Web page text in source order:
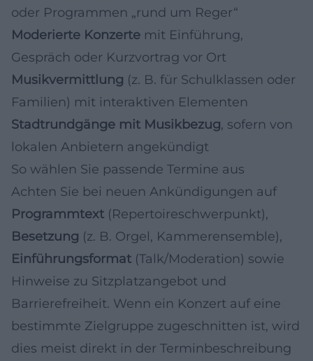
oder Programmen „rund um Reger“
Moderierte Konzerte mit Einführung,
Gespräch oder Kurzvortrag vor Ort
Musikvermittlung (z. B. für Schulklassen oder
Familien) mit interaktiven Elementen
Stadtrundgänge mit Musikbezug, sofern von
lokalen Anbietern angekündigt
So wählen Sie passende Termine aus
Achten Sie bei neuen Ankündigungen auf
Programmtext (Repertoireschwerpunkt),
Besetzung (z. B. Orgel, Kammerensemble),
Einführungsformat (Talk/Moderation) sowie
Hinweise zu Sitzplatzangebot und
Barrierefreiheit. Wenn ein Konzert auf eine
bestimmte Zielgruppe zugeschnitten ist, wird
dies meist direkt in der Terminbeschreibung